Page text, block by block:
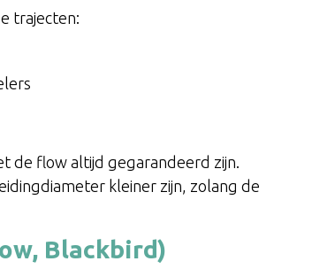
trajecten:
de flow altijd gegarandeerd zijn.
kleiner zijn, zolang de
Blackbird)